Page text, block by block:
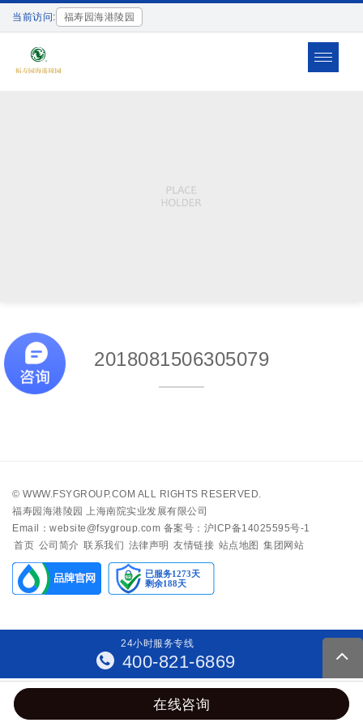
当前访问: 福寿园海港陵园
Toggle
2018081506305079
© WWW.FSYGROUP.COM ALL RIGHTS RESERVED.
福寿园海港陵园 上海南院实业发展有限公司
Email：website@fsygroup.com 备案号：沪ICP备14025595号-1
首页 公司简介 联系我们 法律声明 友情链接 站点地图 集团网站
24小时服务专线
400-821-6869
在线咨询